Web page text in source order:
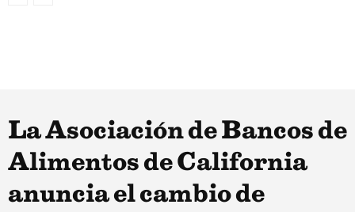
La Asociación de Bancos de
Alimentos de California
anuncia el cambio de